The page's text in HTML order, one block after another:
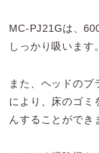
MC-PJ21Gは、
しっかり吸います。
また、ヘッドのブ
により、床のゴミ
んすることができ